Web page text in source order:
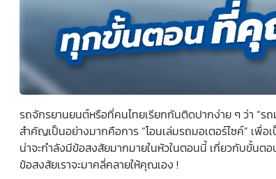
รถจักรยานยนต์หรือที่คนไทยเรียกกันติดปากง่าย ๆ ว่า “ร
สำคัญเป็นอย่างมากคือการ “โอนเล่มรถมอเตอร์ไซค์” เพื่อ
น่าจะกำลังมีข้อสงสัยมากมายในหัวในตอนนี้ เกี่ยวกับขั้นตอ
ข้อสงสัยเราจะมาคลี่คลายให้คุณเอง !